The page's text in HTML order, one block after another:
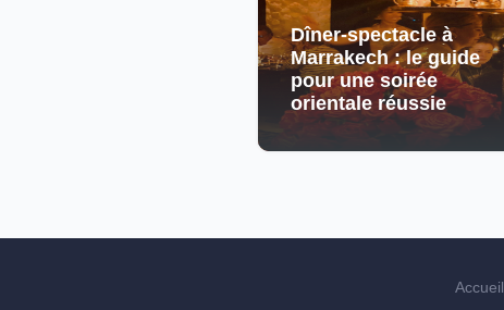
Dîner-spectacle à
Marrakech : le guide
pour une soirée
orientale réussie
Accueil